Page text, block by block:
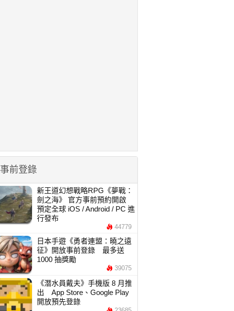
事前登錄
新王道幻想戰略RPG《夢戰：
劍之海》 官方事前預約開啟
預定全球 iOS / Android / PC 進
行發布
44779
日本手遊《勇者連盟：曉之遠
征》開放事前登錄 最多送
1000 抽獎勵
39075
《潛水員戴夫》手機版 8 月推
出 App Store、Google Play
開放預先登錄